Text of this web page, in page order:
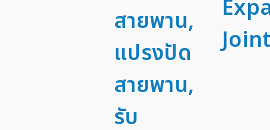
สายพาน,
แปรงปัด
สายพาน,
รับ